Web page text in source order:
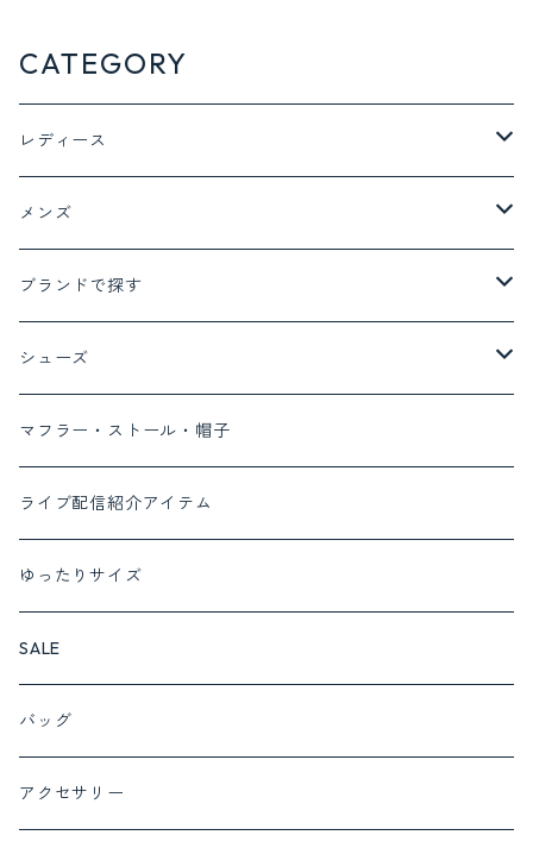
CATEGORY
レディース
ジャケット アウター
ジャケット
コート
トップス
Tシャツ
ブラウス
チュニック
ベスト
ボトム
デニム
パンツ
ワンピース
セットアップ対応商品
セットアップ
cafune set 1
cafune set 2
フォーマルにおすすめ
サロペット
インナー
メンズ
ボトム
デニム
トップス
ブランドで探す
ayane
MONILE
Lalliamu
c.c.cross
SUGARROSE
ROSIEE
QTUME
シューズ
パンプス
サンダル
ブーツ
スニーカー
マフラー・ストール・帽子
ライブ配信紹介アイテム
ゆったりサイズ
SALE
バッグ
アクセサリー